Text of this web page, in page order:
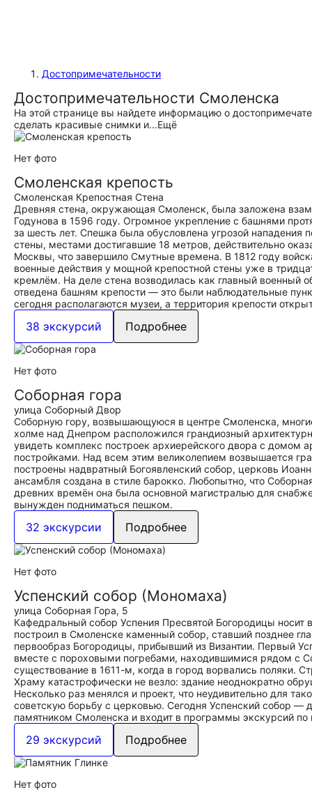
Достопримечательности
Достопримечательности Смоленска
На этой странице вы найдете информацию о
сделать красивые снимки и...Ещё
Нет фото
Смоленская крепость
Смоленская Крепостная Стена
Древняя стена, окружающая Смоленск, была заложена
Годунова в 1596 году. Огромное укрепление с башнями
за шесть лет. Спешка была обусловлена угрозой нападения
стены, местами достигавшие 18 метров, действительно
Москвы, что завершило Смутные времена. В 1812 году
военные действия у мощной крепостной стены уже в
кремлём. На деле стена возводилась как главный военный
отведена башням крепости — это были наблюдательные
сегодня располагаются музеи, а территория крепости
38 экскурсий Подробнее
Нет фото
Соборная гора
улица Соборный Двор
Соборную гору, возвышающуюся в центре Смоленска,
холме над Днепром расположился грандиозный
увидеть комплекс построек архиерейского двора с домом
постройками. Над всем этим великолепием возвышается
построены надвратный Богоявленский собор, церковь
ансамбля создана в стиле барокко. Любопытно, что
древних времён она была основной магистралью для
вынужден подниматься пешком.
32 экскурсии Подробнее
Нет фото
Успенский собор (Мономаха)
улица Соборная Гора, 5
Кафедральный собор Успения Пресвятой Богородицы
построил в Смоленске каменный собор, ставший позднее
первообраз Богородицы, прибывший из Византии. Первый
вместе с пороховыми погребами, находившимися рядом с
существование в 1611-м, когда в город ворвались поляки.
Храму катастрофически не везло: здание неоднократно
Несколько раз менялся и проект, что неудивительно для
советскую борьбу с церковью. Сегодня Успенский собор
памятником Смоленска и входит в программы экскурсий по
29 экскурсий Подробнее
Нет фото